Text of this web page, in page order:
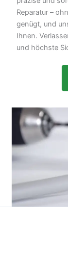
Reparatur –
genügt, und
Ihnen.
und höchste